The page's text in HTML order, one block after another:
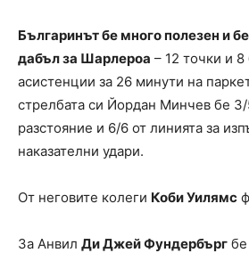
Българинът бе много полезен и
дабъл за Шарлероа – 12 точки и
асистенции за 26 минути на
стрелбата си Йордан Минчев бе
разстояние и 6/6 от линията за
наказателни удари.
От неговите колеги Коби Уилямс
За Анвил Ди Джей Фундербърг бе